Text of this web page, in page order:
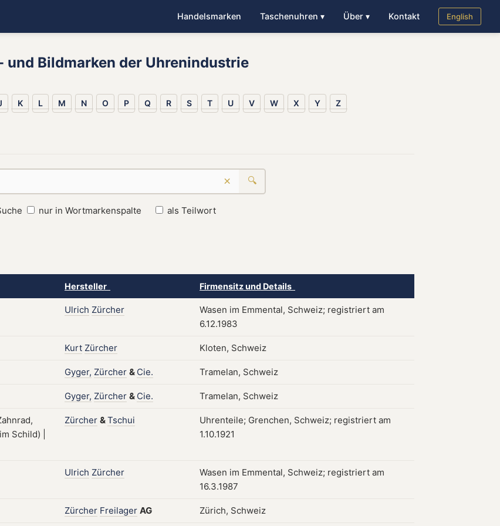
Handelsmarken Taschenuhren ▾ Über ▾ Kontakt English
und Bildmarken der Uhrenindustrie
K L M N O P Q R S T U V W X Y Z
× 🔍
nur in Wortmarkenspalte als Teilwort
Hersteller Firmensitz und Details
Ulrich Zürcher
Wasen im Emmental, Schweiz; registriert am
6.12.1983
Kurt Zürcher Kloten, Schweiz
Gyger, Zürcher & Cie. Tramelan, Schweiz
Gyger, Zürcher & Cie. Tramelan, Schweiz
Zürcher &Tschui
Uhrenteile; Grenchen, Schweiz; registriert am
1.10.1921
Ulrich Zürcher
Wasen im Emmental, Schweiz; registriert am
16.3.1987
Zürcher Freilager AG Zürich, Schweiz